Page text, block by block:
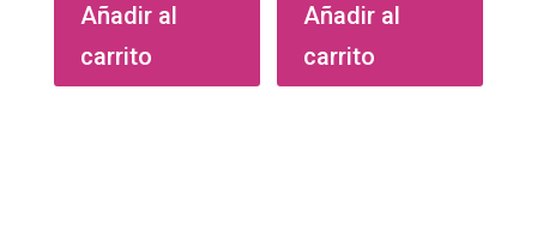
Añadir al
carrito
Añadir al
carrito